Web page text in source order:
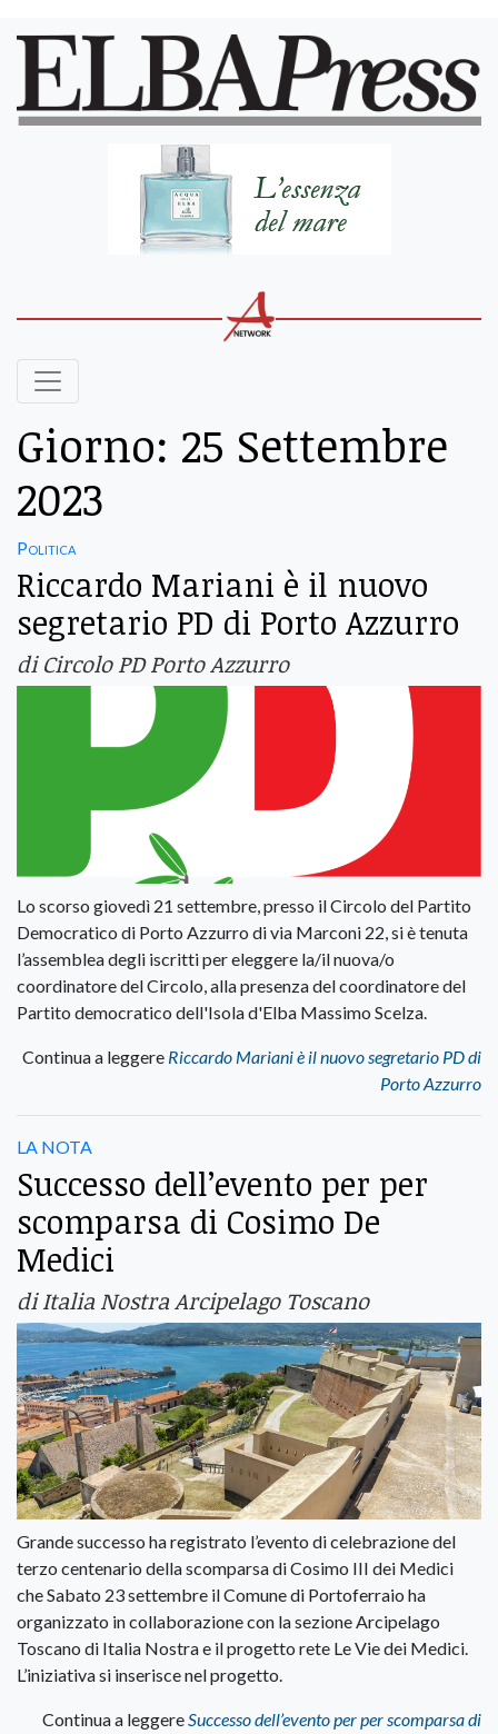
Giorno: 25 Settembre
2023
Politica
Riccardo Mariani è il nuovo
segretario PD di Porto Azzurro
di Circolo PD Porto Azzurro
Lo scorso giovedì 21 settembre, presso il Circolo del Partito
Democratico di Porto Azzurro di via Marconi 22, si è tenuta
l’assemblea degli iscritti per eleggere la/il nuova/o
coordinatore del Circolo, alla presenza del coordinatore del
Partito democratico dell'Isola d'Elba Massimo Scelza.
Continua a leggere Riccardo Mariani è il nuovo segretario PD di
Porto Azzurro
LA NOTA
Successo dell’evento per per
scomparsa di Cosimo De
Medici
di Italia Nostra Arcipelago Toscano
Grande successo ha registrato l’evento di celebrazione del
terzo centenario della scomparsa di Cosimo III dei Medici
che Sabato 23 settembre il Comune di Portoferraio ha
organizzato in collaborazione con la sezione Arcipelago
Toscano di Italia Nostra e il progetto rete Le Vie dei Medici.
L’iniziativa si inserisce nel progetto.
Continua a leggereSuccesso dell’evento per per scomparsa di